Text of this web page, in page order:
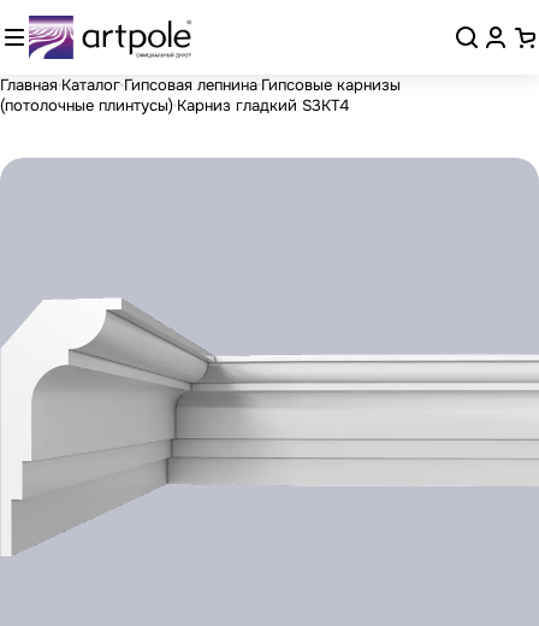
Главная Каталог Гипсовая лепнина Гипсовые карнизы
(потолочные плинтусы) Карниз гладкий S3KT4